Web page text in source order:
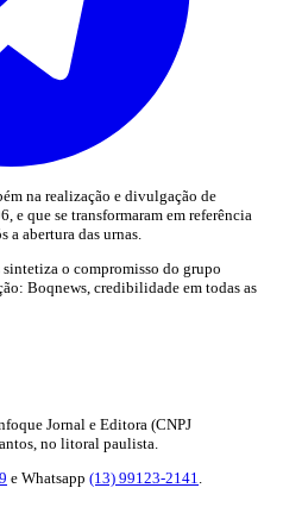
na realização e divulgação de
e que se transformaram em referência
abertura das urnas.
o compromisso do grupo
Boqnews, credibilidade em todas as
Jornal e Editora (CNPJ
no litoral paulista.
e Whatsapp (13) 99123-2141